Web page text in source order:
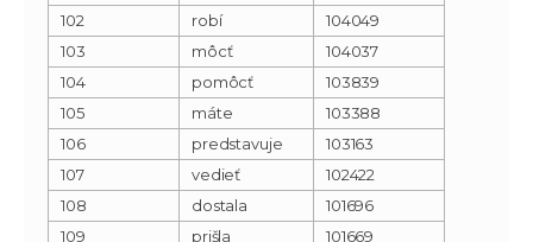
102
robí
104049
103
môcť
104037
104
pomôcť
103839
105
máte
103388
106
predstavuje
103163
107
vedieť
102422
108
dostala
101696
109
prišla
101669